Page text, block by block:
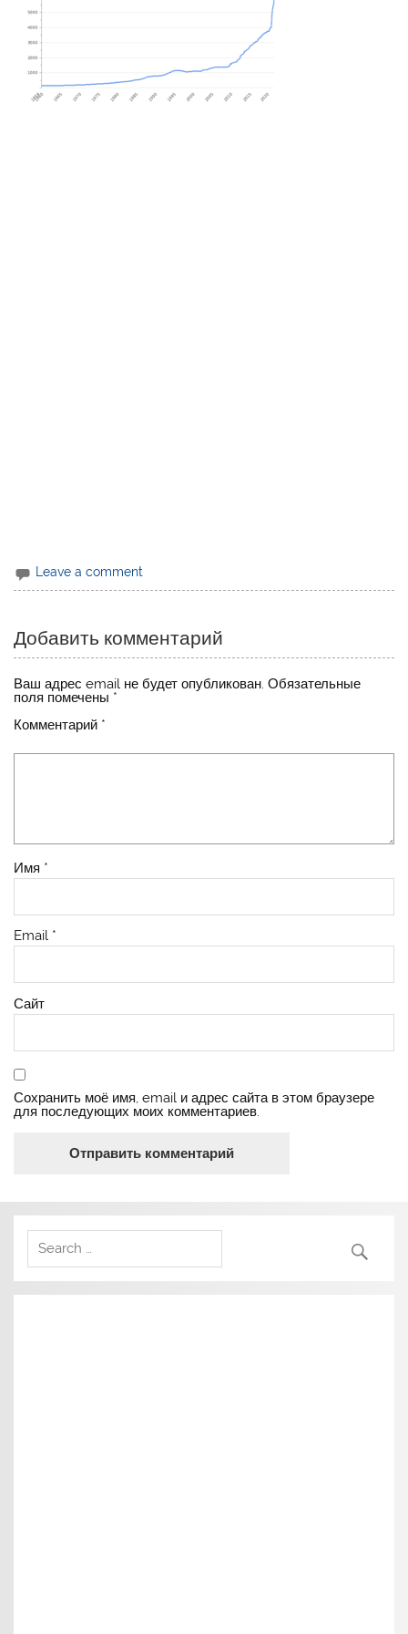
Leave a comment
Добавить комментарий
Ваш адрес email не будет опубликован. Обязательные
поля помечены *
Комментарий *
Имя *
Email *
Сайт
Сохранить моё имя, email и адрес сайта в этом браузере
для последующих моих комментариев.